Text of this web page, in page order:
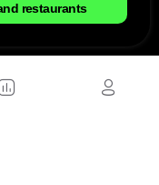
restaurants